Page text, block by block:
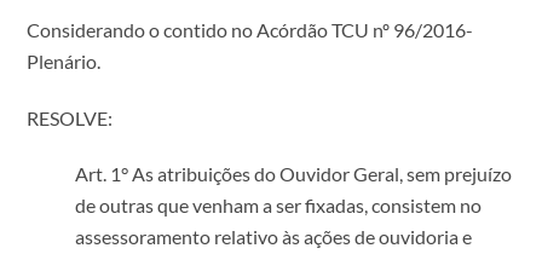
Considerando o contido no Acórdão TCU nº 96/2016-
Plenário.
RESOLVE:
Art. 1° As atribuições do Ouvidor Geral, sem prejuízo
de outras que venham a ser fixadas, consistem no
assessoramento relativo às ações de ouvidoria e